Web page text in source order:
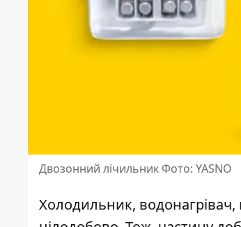
Двозонний лічильник Фото: YASNO
Холодильник,